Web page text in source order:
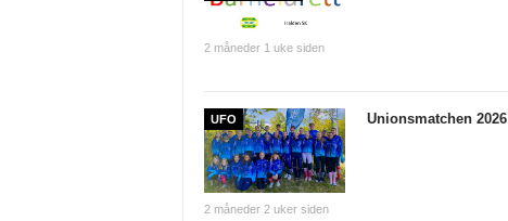
2 måneder 1 uke siden
UFO
2 måneder 2 uker siden
Unionsmatchen 2026